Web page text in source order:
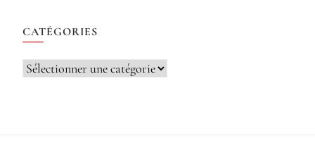
CATÉGORIES
Catégories